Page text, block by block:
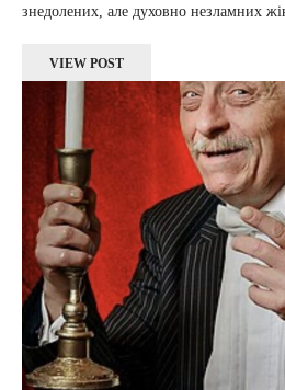
знедолених, але духовно незламних
VIEW POST